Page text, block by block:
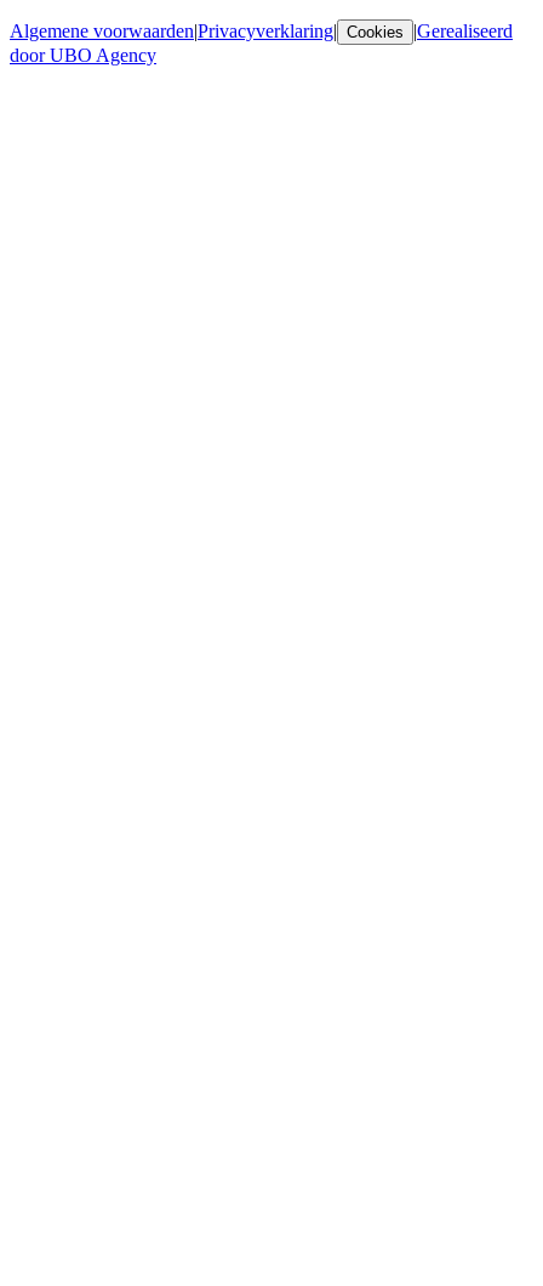
Algemene voorwaarden|Privacyverklaring| Cookies |Gerealiseerd
door UBO Agency